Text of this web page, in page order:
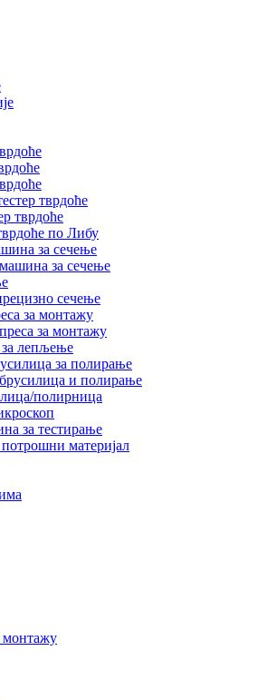
тврдоће
тврдоће
по Либу
за сечење
за сечење
сечење
за монтажу
за монтажу
лепљење
за полирање
и полирање
полирница
за тестирање
материјал
монтажу